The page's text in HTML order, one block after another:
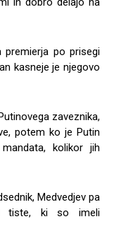
premierja po prisegi
kasneje je njegovo
zaveznika,
potem ko je Putin
kolikor jih
Medvedjev pa
tiste, ki so imeli